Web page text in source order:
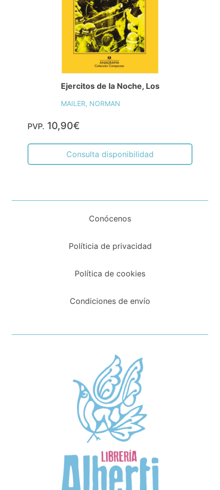
Ejercitos de la Noche, Los
MAILER, NORMAN
PVP. 10,90€
Consulta disponibilidad
Conócenos
Políticia de privacidad
Política de cookies
Condiciones de envío